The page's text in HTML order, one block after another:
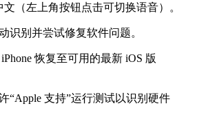
（左上角按钮点击可切换语音）。
识别并尝试修复软件问题。
恢复至可用的最新 iOS 版
“Apple 支持”运行测试以识别硬件